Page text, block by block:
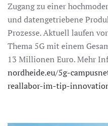
Zugang zu einer
und datengetriebene
Prozesse. Aktuell laufen
Thema 5G mit einem
13 Millionen Euro. Mehr
nordheide.eu/5g-
reallabor-im-tip-